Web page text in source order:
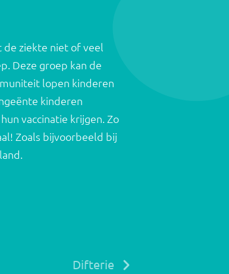
de ziekte niet of veel
Deze groep kan de
lopen kinderen
kinderen
vaccinatie krijgen. Zo
Zoals bijvoorbeeld bij
Difterie